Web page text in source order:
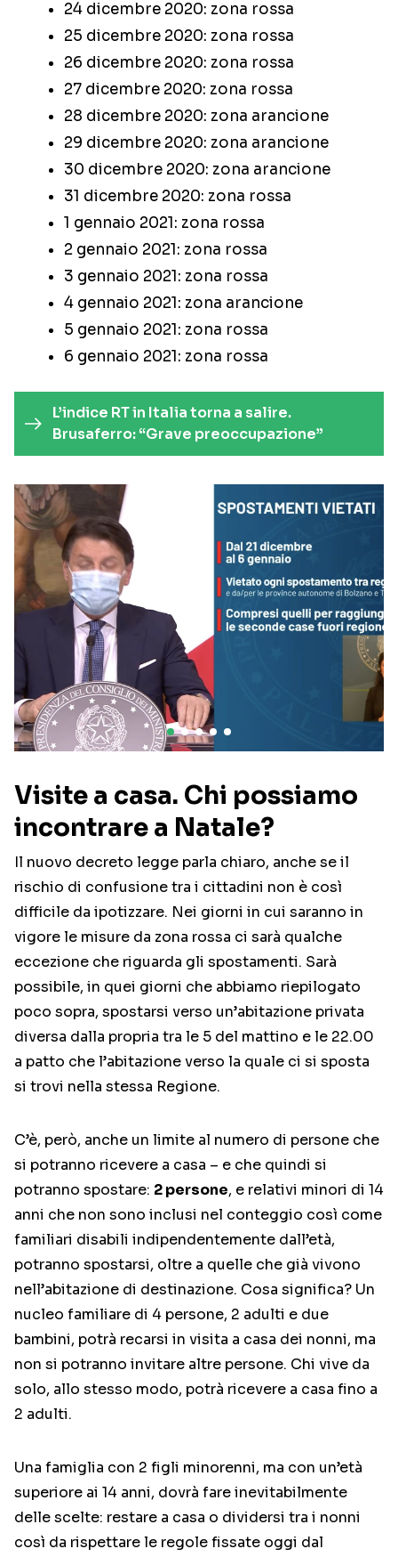
24 dicembre 2020: zona rossa
25 dicembre 2020: zona rossa
26 dicembre 2020: zona rossa
27 dicembre 2020: zona rossa
28 dicembre 2020: zona arancione
29 dicembre 2020: zona arancione
30 dicembre 2020: zona arancione
31 dicembre 2020: zona rossa
1 gennaio 2021: zona rossa
2 gennaio 2021: zona rossa
3 gennaio 2021: zona rossa
4 gennaio 2021: zona arancione
5 gennaio 2021: zona rossa
6 gennaio 2021: zona rossa
L’indice RT in Italia torna a salire.
Brusaferro: “Grave preoccupazione”
Visite a casa. Chi possiamo
incontrare a Natale?
Il nuovo decreto legge parla chiaro, anche se il
rischio di confusione tra i cittadini non è così
difficile da ipotizzare. Nei giorni in cui saranno in
vigore le misure da zona rossa ci sarà qualche
eccezione che riguarda gli spostamenti. Sarà
possibile, in quei giorni che abbiamo riepilogato
poco sopra, spostarsi verso un’abitazione privata
diversa dalla propria tra le 5 del mattino e le 22.00
a patto che l’abitazione verso la quale ci si sposta
si trovi nella stessa Regione.
C’è, però, anche un limite al numero di persone che
si potranno ricevere a casa – e che quindi si
potranno spostare: 2 persone, e relativi minori di 14
anni che non sono inclusi nel conteggio così come
familiari disabili indipendentemente dall’età,
potranno spostarsi, oltre a quelle che già vivono
nell’abitazione di destinazione. Cosa significa? Un
nucleo familiare di 4 persone, 2 adulti e due
bambini, potrà recarsi in visita a casa dei nonni, ma
non si potranno invitare altre persone. Chi vive da
solo, allo stesso modo, potrà ricevere a casa fino a
2 adulti.
Una famiglia con 2 figli minorenni, ma con un’età
superiore ai 14 anni, dovrà fare inevitabilmente
delle scelte: restare a casa o dividersi tra i nonni
così da rispettare le regole fissate oggi dal